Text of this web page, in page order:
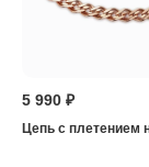
5 990 ₽
Цепь с плетением